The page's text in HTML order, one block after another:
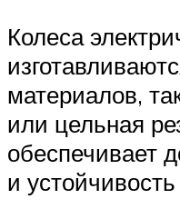
Колеса
материалов,
или цельная
обеспечивает
и